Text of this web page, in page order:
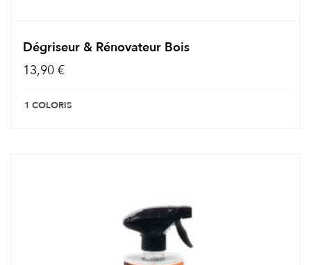
Dégriseur & Rénovateur Bois
13,90 €
1 COLORIS